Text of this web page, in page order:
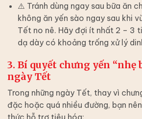
⚠️ Tránh dùng ngay sau bữa ăn
không ăn yến sào ngay sau khi
Tết no nê. Hãy đợi ít nhất 2 – 3
dạ dày có khoảng trống xử lý
3. Bí quyết chưng yến “nhẹ
ngày Tết
Trong những ngày Tết, thay vì
đặc hoặc quá nhiều đường, bạn